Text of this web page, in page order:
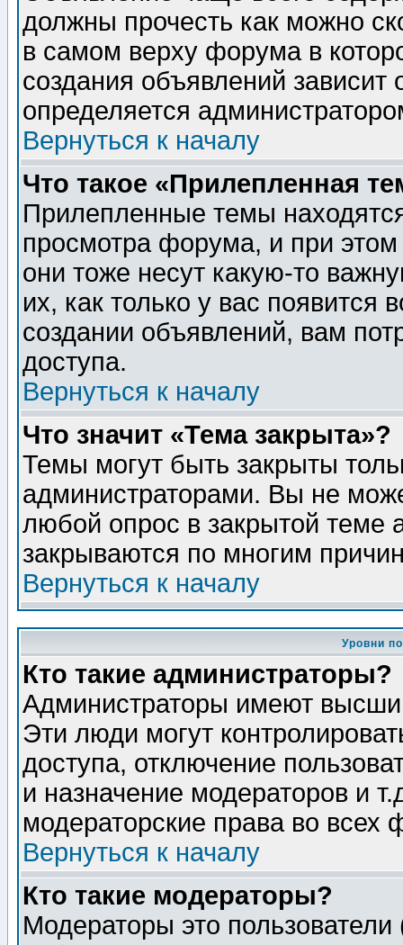
должны прочесть как можно
в самом верху форума в
создания объявлений зависит
определяется
Вернуться к началу
Что такое «Прилепленная
Прилепленные темы
просмотра форума, и при
они тоже несут какую-то
их, как только у вас появится
создании объявлений, вам
доступа.
Вернуться к началу
Что значит «Тема закрыта»?
Темы могут быть закрыты
администраторами. Вы не
любой опрос в закрытой теме
закрываются по многим
Вернуться к началу
Уровни
Кто такие администраторы?
Администраторы имеют
Эти люди могут
доступа, отключение
и назначение модераторов и
модераторские права во всех
Вернуться к началу
Кто такие модераторы?
Модераторы это